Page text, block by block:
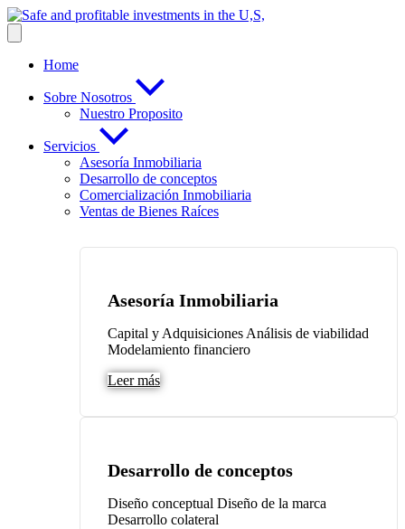
Home
Sobre Nosotros
Nuestro Proposito
Servicios
Asesoría Inmobiliaria
Desarrollo de conceptos
Comercialización Inmobiliaria
Ventas de Bienes Raíces
Asesoría Inmobiliaria
Capital y Adquisiciones Análisis de viabilidad
Modelamiento financiero
Leer más
Desarrollo de conceptos
Diseño conceptual Diseño de la marca
Desarrollo colateral